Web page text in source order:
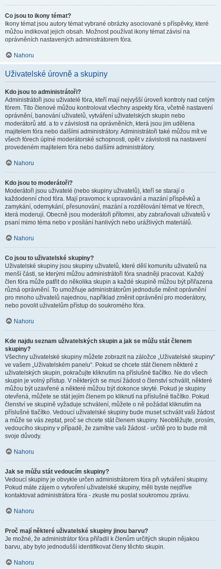
Co jsou to ikony témat?
Ikony témat jsou autory témat vybrané obrázky asociované s příspěvky, které
můžou indikovat jejich obsah. Možnost používat ikony témat závisí na
oprávněních nastavených administrátorem fóra.
Nahoru
Uživatelské úrovně a skupiny
Kdo jsou to administrátoři?
Administrátoři jsou uživatelé fóra, kteří mají nejvyšší úroveň kontroly nad celým
fórem. Tito členové můžou kontrolovat všechny aspekty fóra, včetně nastavení
oprávnění, banování uživatelů, vytváření uživatelských skupin nebo
moderátorů atd. a to v závislosti na oprávněních, která jsou jim udělena
majitelem fóra nebo dalšími administrátory. Administrátoři také můžou mít ve
všech fórech úplné moderátorské schopnosti, opět v závislosti na nastavení
provedeném majitelem fóra nebo dalšími administrátory.
Nahoru
Kdo jsou to moderátoři?
Moderátoři jsou uživatelé (nebo skupiny uživatelů), kteří se starají o
každodenní chod fóra. Mají pravomoc k upravování a mazání příspěvků a
zamykání, odemykání, přesunování, mazání a rozdělování témat ve fórech,
která moderují. Obecně jsou moderátoři přítomni, aby zabraňovali uživatelů v
psaní mimo téma nebo v posílání hanlivých nebo urážlivých materiálů.
Nahoru
Co jsou to uživatelské skupiny?
Uživatelské skupiny jsou skupiny uživatelů, které dělí komunitu uživatelů na
menší části, se kterými můžou administrátoři fóra snadněji pracovat. Každý
člen fóra může patřit do několika skupin a každé skupině můžou být přiřazena
různá oprávnění. To umožňuje administrátorům jednoduše měnit oprávnění
pro mnoho uživatelů najednou, například změnit oprávnění pro moderátory,
nebo povolit uživatelům přístup do soukromého fóra.
Nahoru
Kde najdu seznam uživatelských skupin a jak se můžu stát členem
skupiny?
Všechny uživatelské skupiny můžete zobrazit na záložce „Uživatelské skupiny“
ve vašem „Uživatelském panelu“. Pokud se chcete stát členem některé z
uživatelských skupin, pokračujte kliknutím na příslušné tlačítko. Ne do všech
skupin je volný přístup. V některých se musí žádost o členství schválit, některé
můžou být uzavřené a některé můžou být dokonce skryté. Pokud je skupiny
otevřená, můžete se stát jejím členem po kliknutí na příslušné tlačítko. Pokud
členství ve skupině vyžaduje schválení, můžete o ně požádat kliknutím na
příslušné tlačítko. Vedoucí uživatelské skupiny bude muset schválit vaši žádost
a může se vás zeptat, proč se chcete stát členem skupiny. Neobtěžujte, prosím,
vedoucího skupiny v případě, že zamítne vaši žádost - určitě pro to bude mít
svoje důvody.
Nahoru
Jak se můžu stát vedoucím skupiny?
Vedoucí skupiny je obvykle určen administrátorem fóra při vytváření skupiny.
Pokud máte zájem o vytvoření uživatelské skupiny, měli byste nejdříve
kontaktovat administrátora fóra - zkuste mu poslat soukromou zprávu.
Nahoru
Proč mají některé uživatelské skupiny jinou barvu?
Je možné, že administrátor fóra přiřadil k členům určitých skupin nějakou
barvu, aby bylo jednodušší identifikovat členy těchto skupin.
Nahoru